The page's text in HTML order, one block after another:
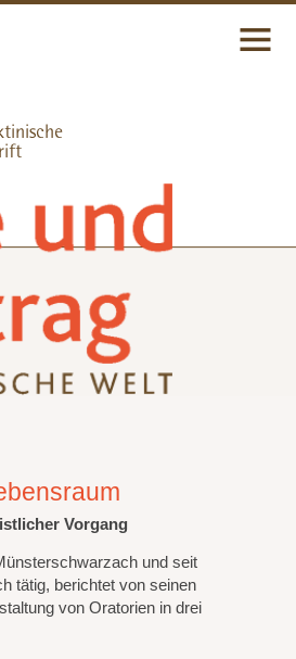
Vorgang
und seit
tätig, berichtet von seinen
von Oratorien in drei